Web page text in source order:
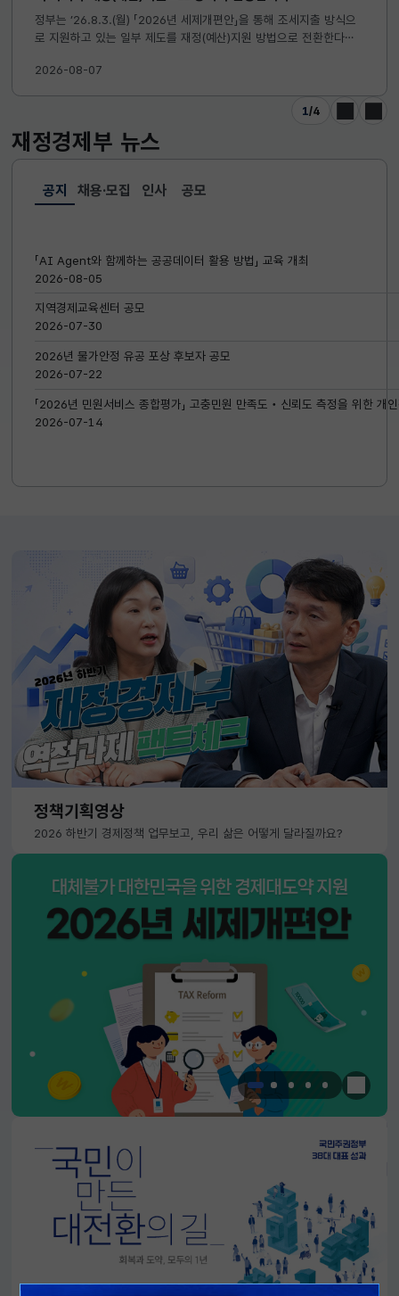
정부는 ’26.8.3.(월) 「2026년 세제개편안」을 통해 조세지출 방식으
로 지원하고 있는 일부 제도를 재정(예산)지원 방법으로 전환한다고
2026-08-07
1/4
이전 다음
재정경제부 뉴스
공지
선택됨
공지
「AI Agent와 함께하는 공공데이터 활용 방법」 교육 개최
2026-08-05
지역경제교육센터 공모
2026-07-30
2026년 물가안정 유공 포상 후보자 공모
2026-07-22
「2026년 민원서비스 종합평가」 고충민원 만족도‧신뢰도 측정을 위한 개
2026-07-14
채용·모집 인사 공모
정책기획영상
2026 하반기 경제정책 업무보고, 우리 삶은 어떻게 달라질까요?
한눈에